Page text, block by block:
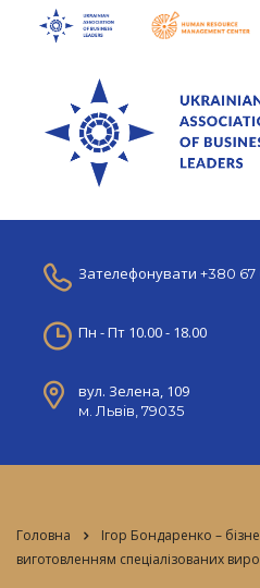
Зателефонувати +380 67
Пн - Пт 10.00 - 18.00
вул. Зелена, 109
м. Львів, 79035
Головна
Ігор Бондаренко –
виготовленням спеціалізованих